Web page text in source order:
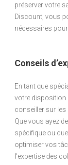
préserver votre
Discount, vous
nécessaires
Conseils
En tant que
votre disposition
conseiller sur
Que vous ayez
spécifique ou
optimiser vos
l’expertise des